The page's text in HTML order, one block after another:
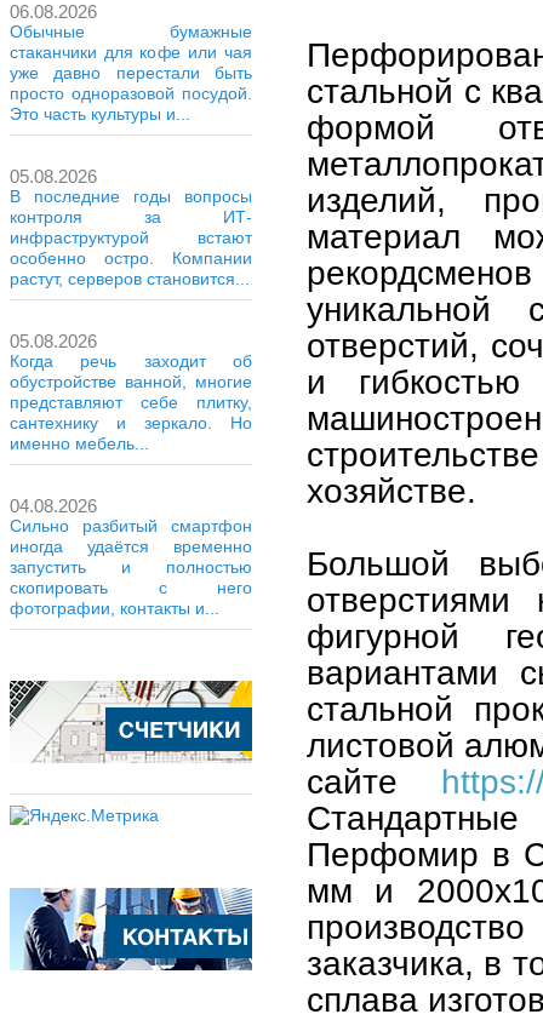
06.08.2026
Обычные бумажные
стаканчики для кофе или чая
уже давно перестали быть
просто одноразовой посудой.
Это часть культуры и...
05.08.2026
В последние годы вопросы
контроля за ИТ-
инфраструктурой встают
особенно остро. Компании
растут, серверов становится...
05.08.2026
Когда речь заходит об
обустройстве ванной, многие
представляют себе плитку,
сантехнику и зеркало. Но
именно мебель...
04.08.2026
Сильно разбитый смартфон
иногда удаётся временно
запустить и полностью
скопировать с него
фотографии, контакты и...
стальной с
формой
изделий,
материал
уникальной
отверстий,
и
хозяйстве.
Большой
фигурной
вариантами
стальной
листовой
сайте
Перфомир в
мм и
заказчика, в
сплава